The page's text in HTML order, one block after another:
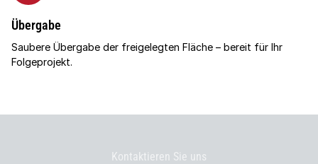
Übergabe
Saubere Übergabe der freigelegten Fläche – bereit für Ihr
Folgeprojekt.
Kontaktieren Sie uns